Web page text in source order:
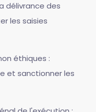
délivrance des
les saisies
éthiques :
et sanctionner les